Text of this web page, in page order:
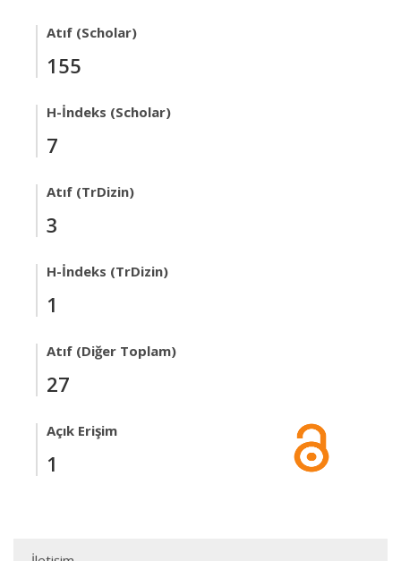
Atıf (Scholar)
155
H-İndeks (Scholar)
7
Atıf (TrDizin)
3
H-İndeks (TrDizin)
1
Atıf (Diğer Toplam)
27
Açık Erişim
1